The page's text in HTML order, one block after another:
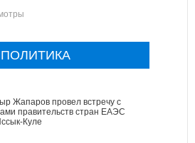
ПОЛИТИКА
Жапаров провел встречу с
правительств стран ЕАЭС
Куле